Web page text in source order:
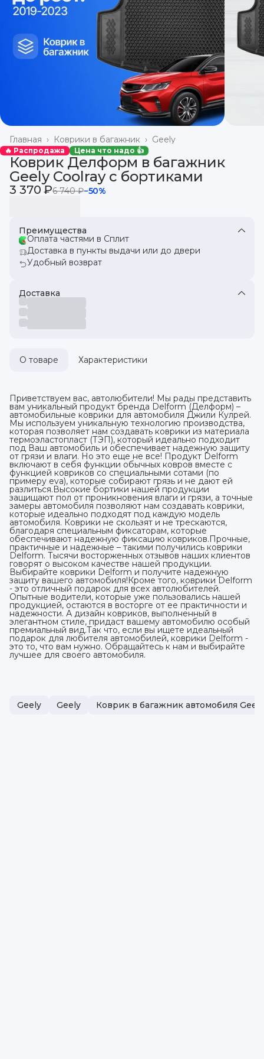
Geely
Коврики в багажник ›
Главная ›
🔥 Распродажа Цена что надо 👍
Коврик Делформ в багажник
Geely Coolray с бортиками
3 370 ₽6 740 ₽−50%
Преимущества
Оплата частями в Сплит
Доставка в пункты выдачи или до двери
Удобный возврат
Доставка
О товаре Характеристики
Приветствуем вас, автолюбители! Мы рады представить
вам уникальный продукт бренда Delform (Делформ) –
автомобильные коврики для автомобиля Джили Кулрей.
Мы используем уникальную технологию производства,
которая позволяет нам создавать коврики из материала
термоэластопласт (ТЭП), который идеально подходит
под Ваш автомобиль и обеспечивает надежную защиту
от грязи и влаги. Но это еще не все! Продукт Delform
включают в себя функции обычных ковров вместе с
функцией ковриков со специальными сотами (по
примеру eva), которые собирают грязь и не дают ей
разлиться.Высокие бортики нашей продукции
защищают пол от проникновения влаги и грязи, а точные
замеры автомобиля позволяют нам создавать коврики,
которые идеально подходят под каждую модель
автомобиля. Коврики не скользят и не трескаются,
благодаря специальным фиксаторам, которые
обеспечивают надежную фиксацию ковриков.Прочные,
практичные и надежные – такими получились коврики
Delform. Тысячи восторженных отзывов наших клиентов
говорят о высоком качестве нашей продукции.
Выбирайте коврики Delform и получите надежную
защиту вашего автомобиля!Кроме того, коврики Delform
- это отличный подарок для всех автолюбителей.
Опытные водители, которые уже пользовались нашей
продукцией, остаются в восторге от ее практичности и
надежности. А дизайн ковриков, выполненный в
элегантном стиле, придаст вашему автомобилю особый
премиальный вид.Так что, если вы ищете идеальный
подарок для любителя автомобилей, коврики Delform -
это то, что вам нужно. Обращайтесь к нам и выбирайте
лучшее для своего автомобиля.
Geely Geely Коврик в багажник автомобиля Geely